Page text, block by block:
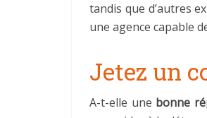
tandis que d’autres
une agence capable
Jetez un
A-t-elle une bonne